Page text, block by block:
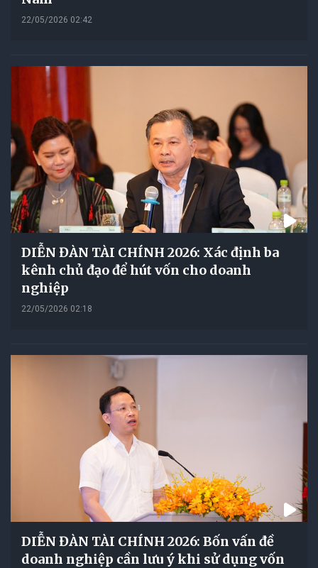
22/05/2026 02:42
DIỄN ĐÀN TÀI CHÍNH 2026: Xác định ba
kênh chủ đạo để hút vốn cho doanh
nghiệp
22/05/2026 02:18
DIỄN ĐÀN TÀI CHÍNH 2026: Bốn vấn đề
doanh nghiệp cần lưu ý khi sử dụng vốn